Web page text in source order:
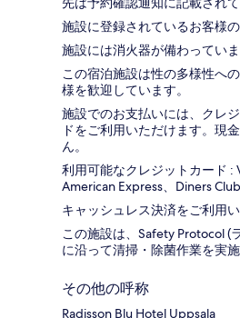
施設に登録されているお客様
施設には消火器が備わっていま
この宿泊施設は性の多様性へ
様を歓迎しています。
施設でのお支払いには、クレ
ドをご利用いただけます。現
ん。
利用可能なクレジットカード :
American Express、Diners Club
キャッシュレス決済をご利用い
この施設は、Safety Protocol (
に沿って清掃・除菌作業を実施
その他の呼称
Radisson Blu Hotel Uppsala